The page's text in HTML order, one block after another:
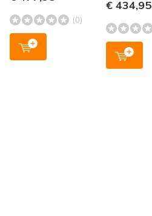
(0)
€ 434,95